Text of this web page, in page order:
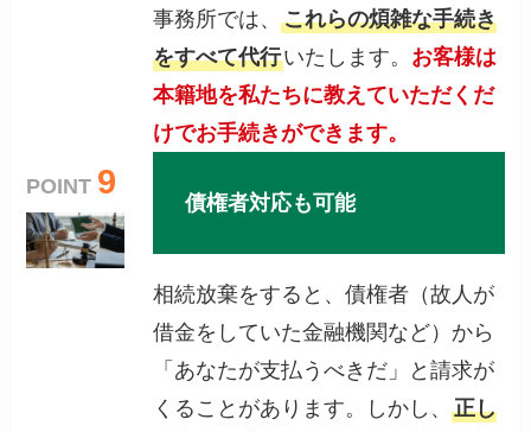
事務所では、これらの煩雑な手続き
をすべて代行いたします。 お客様は
本籍地を私たちに教えていただくだ
けでお手続きができます。
POINT 9
債権者対応も可能
相続放棄をすると、債権者（故人が
借金をしていた金融機関など）から
「あなたが支払うべきだ」と請求が
くることがあります。しかし、正し